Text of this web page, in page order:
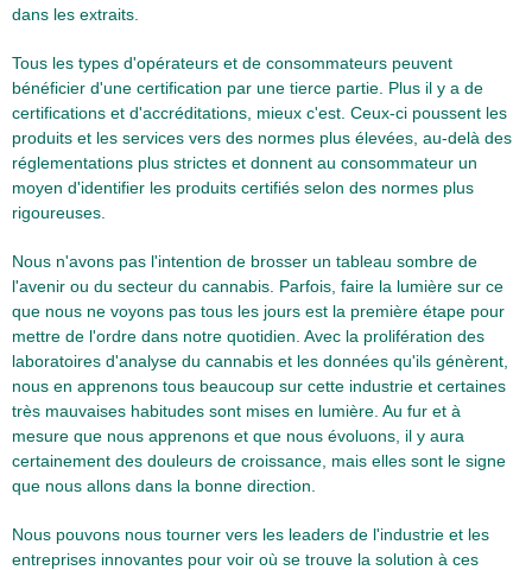
dans les extraits.
Tous les types d'opérateurs et de consommateurs peuvent
bénéficier d'une certification par une tierce partie. Plus il y a de
certifications et d'accréditations, mieux c'est. Ceux-ci poussent les
produits et les services vers des normes plus élevées, au-delà des
réglementations plus strictes et donnent au consommateur un
moyen d'identifier les produits certifiés selon des normes plus
rigoureuses.
Nous n'avons pas l'intention de brosser un tableau sombre de
l'avenir ou du secteur du cannabis. Parfois, faire la lumière sur ce
que nous ne voyons pas tous les jours est la première étape pour
mettre de l'ordre dans notre quotidien. Avec la prolifération des
laboratoires d'analyse du cannabis et les données qu'ils génèrent,
nous en apprenons tous beaucoup sur cette industrie et certaines
très mauvaises habitudes sont mises en lumière. Au fur et à
mesure que nous apprenons et que nous évoluons, il y aura
certainement des douleurs de croissance, mais elles sont le signe
que nous allons dans la bonne direction.
Nous pouvons nous tourner vers les leaders de l'industrie et les
entreprises innovantes pour voir où se trouve la solution à ces